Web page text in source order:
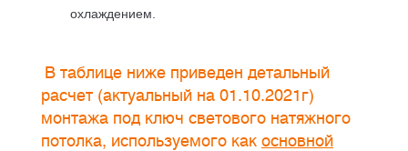
охлаждением.
В таблице ниже приведен детальный
расчет (актуальный на 01.10.2021г)
монтажа под ключ светового натяжного
потолка, используемого как основной